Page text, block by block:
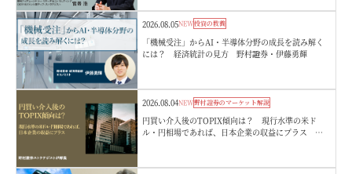
2026.08.05NEW投資の教養
「機械受注」からAI・半導体分野の成長を読み解く
には？ 経済統計の見方 野村證券・伊藤勇輝
2026.08.04NEW野村證券のマーケット解説
円買い介入後のTOPIX傾向は？ 現行水準の米ド
ル・円相場であれば、日本企業の収益にプラス 野